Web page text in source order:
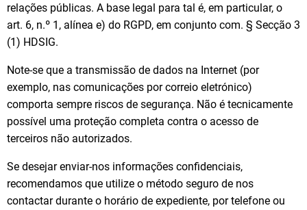
relações públicas. A base legal para tal é, em particular, o
art. 6, n.º 1, alínea e) do RGPD, em conjunto com. § Secção 3
(1) HDSIG.
Note-se que a transmissão de dados na Internet (por
exemplo, nas comunicações por correio eletrónico)
comporta sempre riscos de segurança. Não é tecnicamente
possível uma proteção completa contra o acesso de
terceiros não autorizados.
Se desejar enviar-nos informações confidenciais,
recomendamos que utilize o método seguro de nos
contactar durante o horário de expediente, por telefone ou